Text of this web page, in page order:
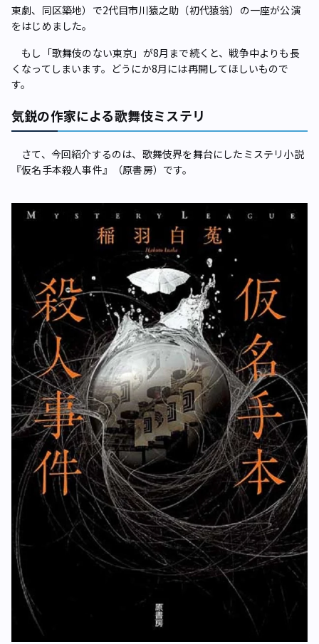
東劇、同区築地）で2代目市川猿之助（初代猿翁）の一座が公演
をはじめました。
もし「歌舞伎のない東京」が8月まで続くと、戦争中よりも長
くなってしまいます。どうにか8月には再開してほしいもので
す。
気鋭の作家による歌舞伎ミステリ
さて、今回紹介するのは、歌舞伎界を舞台にしたミステリ小説
『仮名手本殺人事件』（原書房）です。